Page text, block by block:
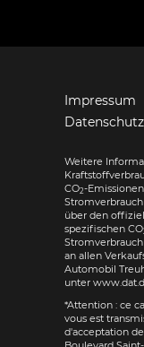
Impressum
Datenschutz
Weitere
CO2-
über den
spezifischen CO
an allen
Automobil
unter
*Attention : ce
vous est
d'acceptation